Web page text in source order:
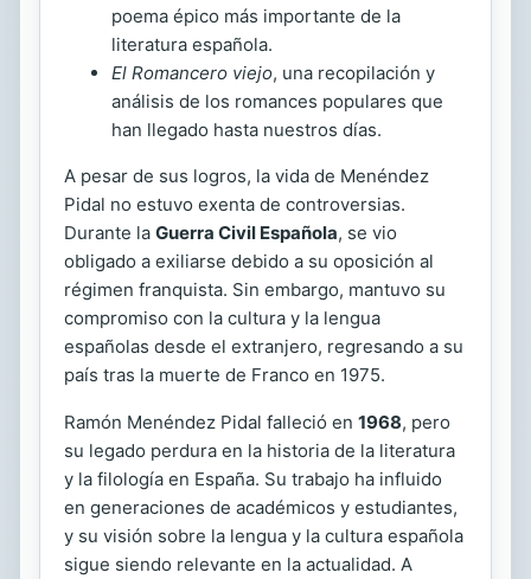
poema épico más importante de la
literatura española.
El Romancero viejo, una recopilación y
análisis de los romances populares que
han llegado hasta nuestros días.
A pesar de sus logros, la vida de Menéndez
Pidal no estuvo exenta de controversias.
Durante la Guerra Civil Española, se vio
obligado a exiliarse debido a su oposición al
régimen franquista. Sin embargo, mantuvo su
compromiso con la cultura y la lengua
españolas desde el extranjero, regresando a su
país tras la muerte de Franco en 1975.
Ramón Menéndez Pidal falleció en 1968, pero
su legado perdura en la historia de la literatura
y la filología en España. Su trabajo ha influido
en generaciones de académicos y estudiantes,
y su visión sobre la lengua y la cultura española
sigue siendo relevante en la actualidad. A